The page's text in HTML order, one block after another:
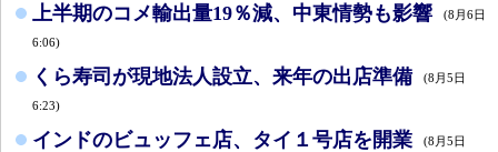
上半期のコメ輸出量19％減、中東情勢も影響 (8月6日
6:06)
くら寿司が現地法人設立、来年の出店準備 (8月5日
6:23)
インドのビュッフェ店、タイ１号店を開業 (8月5日